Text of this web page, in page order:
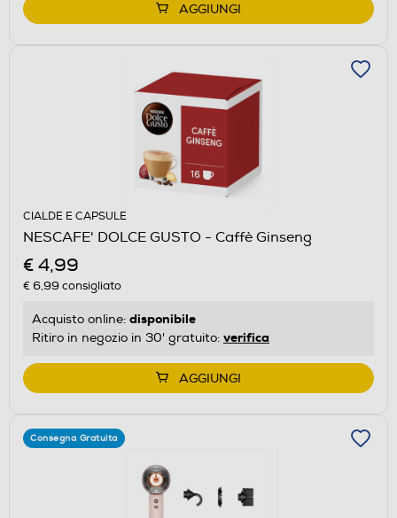
AGGIUNGI
CIALDE E CAPSULE
NESCAFE' DOLCE GUSTO - Caffè Ginseng
€ 4,99
€ 6,99 consigliato
Acquisto online: disponibile
Ritiro in negozio in 30' gratuito: verifica
AGGIUNGI
Consegna Gratuita